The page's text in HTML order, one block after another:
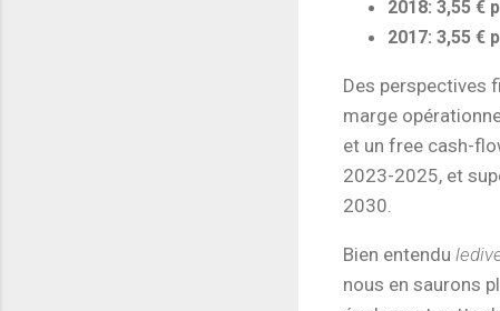
2018: 3,55 €
2017: 3,55 €
Des perspectives
marge
et un free cash-
2023-2025, et
2030.
Bien entendu
nous en saurons